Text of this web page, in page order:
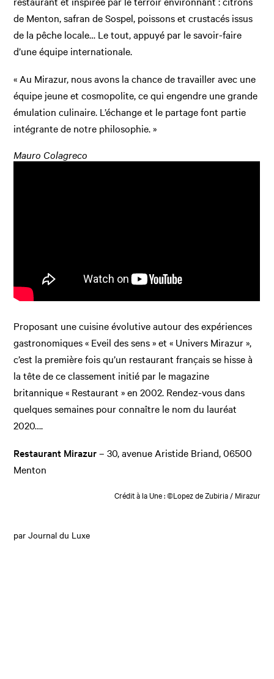
de Menton, safran de Sospel, poissons et crustacés issus
de la pêche locale… Le tout, appuyé par le savoir-faire
d’une équipe internationale.
« Au Mirazur, nous avons la chance de travailler avec une
équipe jeune et cosmopolite, ce qui engendre une grande
émulation culinaire. L’échange et le partage font partie
intégrante de notre philosophie. »
Mauro Colagreco
Proposant une cuisine évolutive autour des expériences
gastronomiques « Eveil des sens » et « Univers Mirazur »,
c’est la première fois qu’un restaurant français se hisse à
la tête de ce classement initié par le magazine
britannique « Restaurant » en 2002. Rendez-vous dans
quelques semaines pour connaître le nom du lauréat
2020….
Restaurant Mirazur– 30, avenue Aristide Briand, 06500
Menton
Crédit à la Une : ©Lopez de Zubiria / Mirazur
par Journal du Luxe